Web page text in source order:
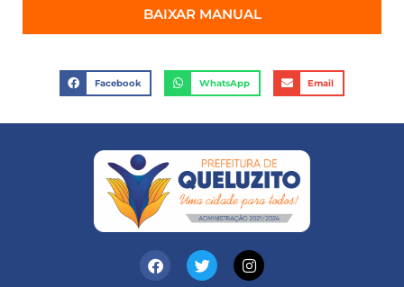
BAIXAR MANUAL
Facebook WhatsApp Email